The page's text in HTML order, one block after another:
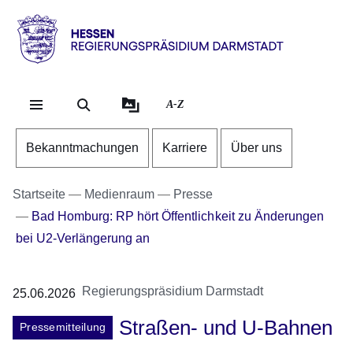
Direkt zum Kopf der
Direkt zum Inhalt
Direkt zum Fuß der
Hessen
RP
Darmstadt
A-Z
Bekanntmachungen Karriere Über uns
Startseite Medienraum
Presse
Bad Homburg: RP hört Öffentlichkeit zu Änderungen
bei U2-Verlängerung an
25.06.2026 Regierungspräsidium Darmstadt
Pressemitteilung
Straßen- und U-Bahnen